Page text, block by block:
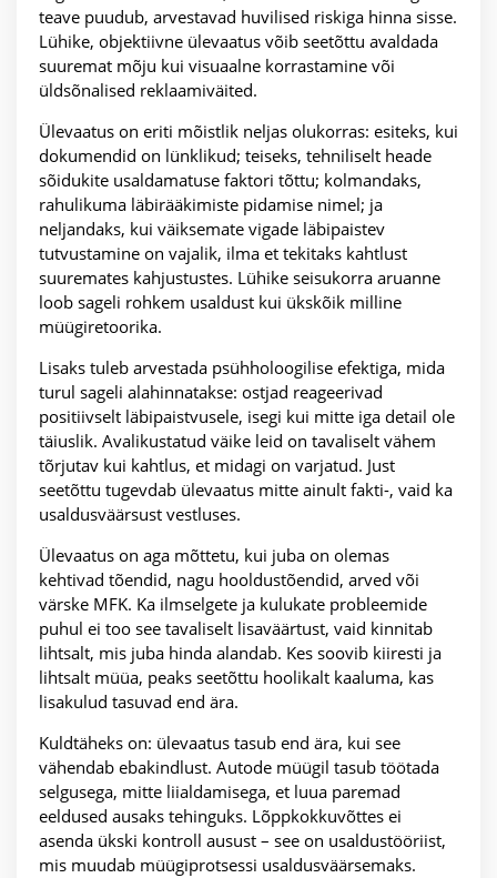
teave puudub, arvestavad huvilised riskiga hinna sisse.
Lühike, objektiivne ülevaatus võib seetõttu avaldada
suuremat mõju kui visuaalne korrastamine või
üldsõnalised reklaamiväited.
Ülevaatus on eriti mõistlik neljas olukorras: esiteks, kui
dokumendid on lünklikud; teiseks, tehniliselt heade
sõidukite usaldamatuse faktori tõttu; kolmandaks,
rahulikuma läbirääkimiste pidamise nimel; ja
neljandaks, kui väiksemate vigade läbipaistev
tutvustamine on vajalik, ilma et tekitaks kahtlust
suuremates kahjustustes. Lühike seisukorra aruanne
loob sageli rohkem usaldust kui ükskõik milline
müügiretoorika.
Lisaks tuleb arvestada psühholoogilise efektiga, mida
turul sageli alahinnatakse: ostjad reageerivad
positiivselt läbipaistvusele, isegi kui mitte iga detail ole
täiuslik. Avalikustatud väike leid on tavaliselt vähem
tõrjutav kui kahtlus, et midagi on varjatud. Just
seetõttu tugevdab ülevaatus mitte ainult fakti-, vaid ka
usaldusväärsust vestluses.
Ülevaatus on aga mõttetu, kui juba on olemas
kehtivad tõendid, nagu hooldustõendid, arved või
värske MFK. Ka ilmselgete ja kulukate probleemide
puhul ei too see tavaliselt lisaväärtust, vaid kinnitab
lihtsalt, mis juba hinda alandab. Kes soovib kiiresti ja
lihtsalt müüa, peaks seetõttu hoolikalt kaaluma, kas
lisakulud tasuvad end ära.
Kuldtäheks on: ülevaatus tasub end ära, kui see
vähendab ebakindlust. Autode müügil tasub töötada
selgusega, mitte liialdamisega, et luua paremad
eeldused ausaks tehinguks. Lõppkokkuvõttes ei
asenda ükski kontroll ausust – see on usaldustööriist,
mis muudab müügiprotsessi usaldusväärsemaks.